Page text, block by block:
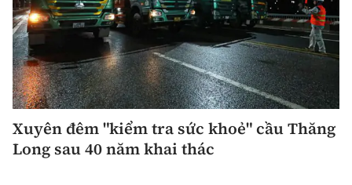
Xuyên đêm "kiểm tra sức khoẻ" cầu Thăng
Long sau 40 năm khai thác